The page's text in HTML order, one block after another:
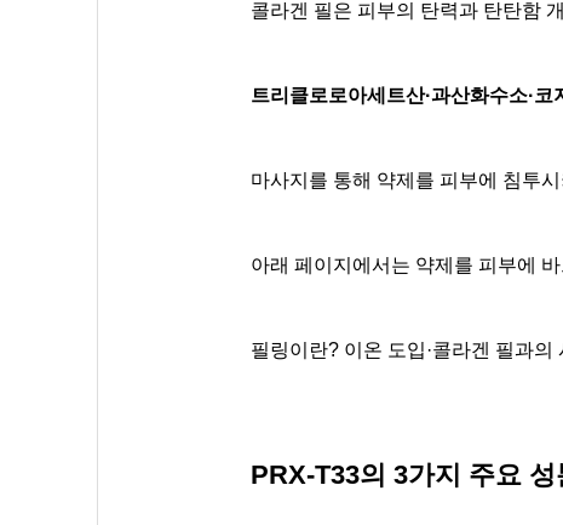
콜라겐 필은 피부의 탄력과 탄탄함
트리클로로아세트산·과산화수소·
마사지를 통해 약제를 피부에 침투
아래 페이지에서는 약제를 피부에
필링이란? 이온 도입·콜라겐 필과의
PRX-T33의 3가지 주요